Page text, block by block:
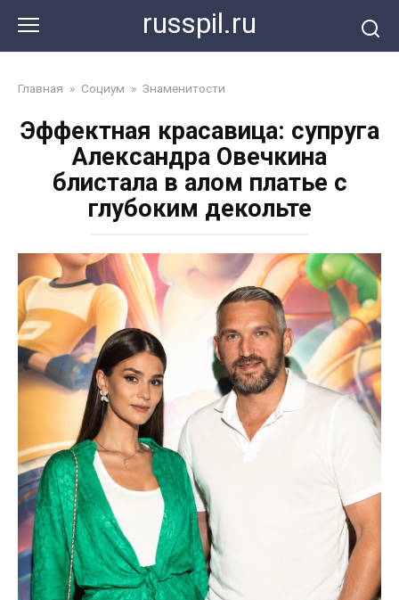
контенту
russpil.ru
Главная » Социум » Знаменитости
Эффектная красавица: супруга
Александра Овечкина
блистала в алом платье с
глубоким декольте